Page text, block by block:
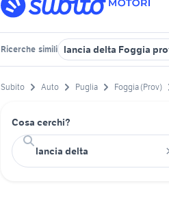
Ricerche simili lancia delta Foggia
Subito Auto Puglia Foggia (Prov)
Cosa cerchi?